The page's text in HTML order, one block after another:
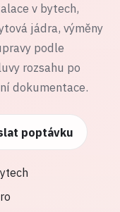
v bytech,
jádra, výměny
podle
rozsahu po
dokumentace.
poptávku